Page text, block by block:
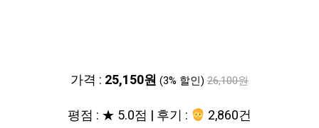
가격 : 25,150원 (3% 할인) 26,100원
평점 : ★ 5.0점 | 후기 : 2,860건